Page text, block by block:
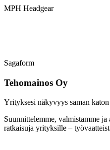
MPH Headgear
Sagaform
Tehomainos Oy
Yrityksesi näkyvyys saman katon
Suunnittelemme, valmistamme
ratkaisuja yrityksille –